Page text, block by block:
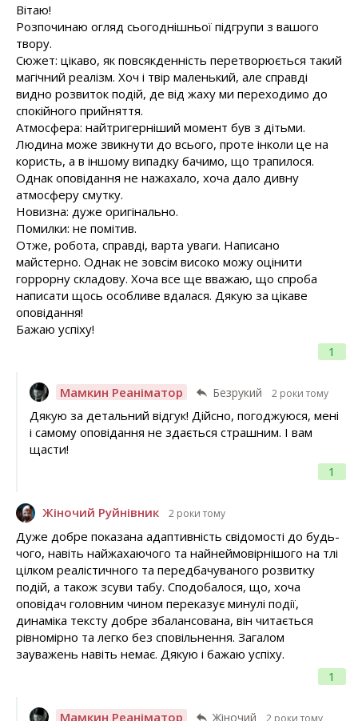
1
Вітаю!
Розпочинаю огляд сьогоднішньої підгрупи з вашого
твору.
Сюжет: цікаво, як повсякденність перетворюється такий
магічний реалізм. Хоч і твір маленький, але справді
видно розвиток подій, де від жаху ми переходимо до
спокійного прийняття.
Атмосфера: найтригерніший момент був з дітьми.
Людина може звикнути до всього, проте інколи це на
користь, а в іншому випадку бачимо, що трапилося.
Однак оповідання не нажахало, хоча дало дивну
атмосферу смутку.
Новизна: дуже оригінально.
Помилки: не помітив.
Отже, робота, справді, варта уваги. Написано
майстерно. Однак не зовсім високо можу оцінити
горрорну складову. Хоча все ще вважаю, що спроба
написати щось особливе вдалася. Дякую за цікаве
оповідання!
Бажаю успіху!
Мамкин Реаніматор Безрукий 2 роки тому
1
Дякую за детальний відгук! Дійсно, погоджуюся, мені
і самому оповідання не здається страшним. І вам
щасти!
Жіночий Руйнівник 2 роки тому
1
Дуже добре показана адаптивність свідомості до будь-
чого, навіть найжахаючого та найнеймовірнішого на тлі
цілком реалістичного та передбачуваного розвитку
подій, а також зсуви табу. Сподобалося, що, хоча
оповідач головним чином переказує минулі події,
динаміка тексту добре збалансована, він читається
рівномірно та легко без сповільнення. Загалом
зауважень навіть немає. Дякую і бажаю успіху.
Мамкин Реаніматор Жіночий 2 роки тому